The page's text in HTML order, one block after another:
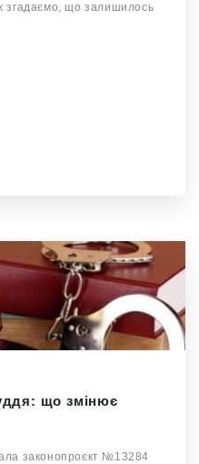
згадаємо, що залишилось
що змінює
законопроєкт №13284